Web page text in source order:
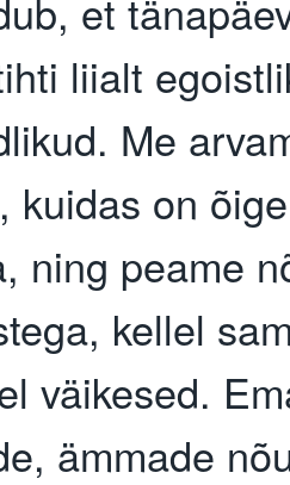
et
liialt
Me
kuidas on
ning peame
kellel
väikesed.
ämmade